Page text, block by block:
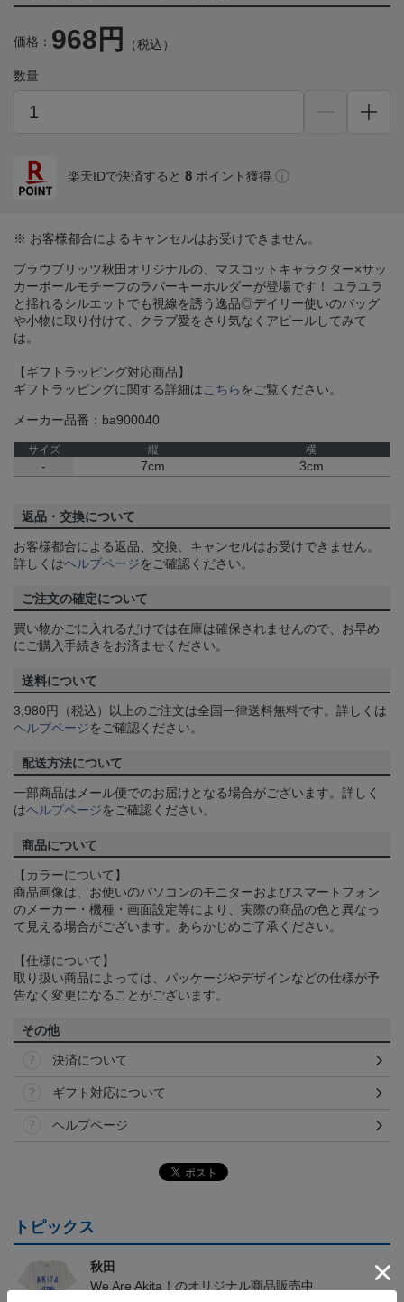
価格： 968円 （税込）
数量
楽天IDで決済すると 8 ポイント獲得
※ お客様都合によるキャンセルはお受けできません。
ブラウブリッツ秋田オリジナルの、マスコットキャラクター×サッ
カーボールモチーフのラバーキーホルダーが登場です！ ユラユラ
と揺れるシルエットでも視線を誘う逸品◎デイリー使いのバッグ
や小物に取り付けて、クラブ愛をさり気なくアピールしてみて
は。
【ギフトラッピング対応商品】
ギフトラッピングに関する詳細は こちら をご覧ください。
メーカー品番：ba900040
サイズ 縦 横
- 7cm 3cm
返品・交換について
お客様都合による返品、交換、キャンセルはお受けできません。
詳しくはヘルプページをご確認ください。
ご注文の確定について
買い物かごに入れるだけでは在庫は確保されませんので、お早め
にご購入手続きをお済ませください。
送料について
3,980円（税込）以上のご注文は全国一律送料無料です。詳しくは
ヘルプページをご確認ください。
配送方法について
一部商品はメール便でのお届けとなる場合がございます。詳しく
はヘルプページをご確認ください。
商品について
【カラーについて】
商品画像は、お使いのパソコンのモニターおよびスマートフォン
のメーカー・機種・画面設定等により、実際の商品の色と異なっ
て見える場合がございます。あらかじめご了承ください。
【仕様について】
取り扱い商品によっては、パッケージやデザインなどの仕様が予
告なく変更になることがございます。
その他
決済について
ギフト対応について
ヘルプページ
トピックス
秋田
We Are Akita！のオリジナル商品販売中